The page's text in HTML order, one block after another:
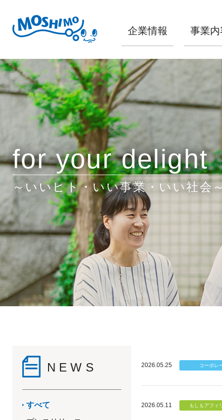
企業情報 事業内
for your delight
～いいヒト・いい事業・いい社会
NEWS
すべて
2026.05.25
2026.05.11